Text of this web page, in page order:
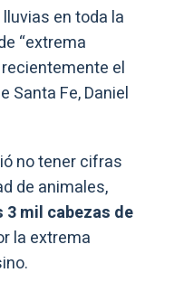
en toda la
“extrema
el
Santa Fe, Daniel
no tener cifras
de animales,
3 mil cabezas de
la extrema